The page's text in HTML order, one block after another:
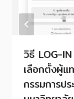
วิธี LOG-
เลือกตั้งผู้แ
กรรมการป